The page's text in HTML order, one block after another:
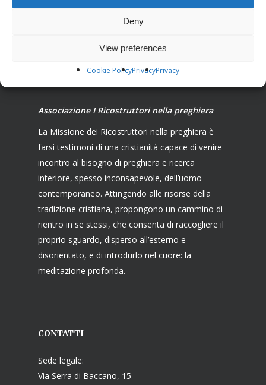
Deny
View preferences
Cookie PolicyPrivacyPrivacy
Associazione I Ricostruttori nella preghiera
La Missione dei Ricostruttori nella preghiera è
farsi testimoni di una cristianità capace di venire
incontro al bisogno di preghiera e ricerca
interiore, spesso inconsapevole, dell’uomo
contemporaneo. Attingendo alle risorse della
tradizione cristiana, propongono un cammino di
rientro in se stessi, che consenta di raccogliere il
proprio sguardo, disperso all’esterno e
disorientato, e di introdurlo nel cuore: la
meditazione profonda.
CONTATTI
Sede legale:
Via Serra di Baccano, 15